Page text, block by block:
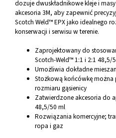
dozuje dwuskładnikowe kleje i
akcesoria 3M, aby zapewnić
Scotch Weld™ EPX jako idealnego
konserwacji i serwisu w terenie.
Zaprojektowany do
Scotch-Weld™ 1:1 i 2:1
Umożliwia dokładne
Stożkową końcówkę
rozmiaru gąsienicy
Zatwierdzone akcesoria do
48,5/50 ml
Rozwiązania komercyjne;
ropa i gaz